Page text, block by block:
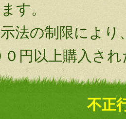
す。
法の制限によ
０円以上購入さ
不正